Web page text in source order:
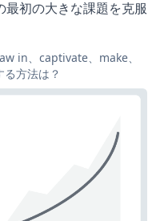
初の大きな課題を克服
in、captivate、make、
方法は？